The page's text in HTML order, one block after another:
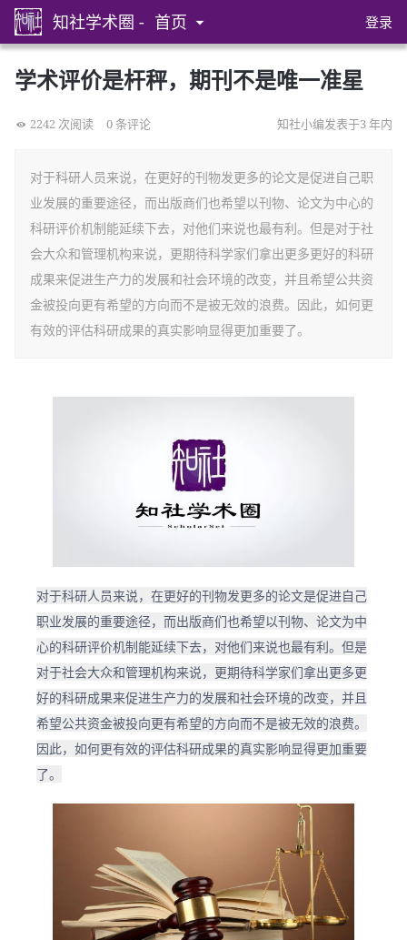
知社学术圈 - 首页 登录
学术评价是杆秤，期刊不是唯一准星
2242 次阅读 0 条评论 知社小编发表于3 年内
对于科研人员来说，在更好的刊物发更多的论文是促进自己职
业发展的重要途径，而出版商们也希望以刊物、论文为中心的
科研评价机制能延续下去，对他们来说也最有利。但是对于社
会大众和管理机构来说，更期待科学家们拿出更多更好的科研
成果来促进生产力的发展和社会环境的改变，并且希望公共资
金被投向更有希望的方向而不是被无效的浪费。因此，如何更
有效的评估科研成果的真实影响显得更加重要了。
对于科研人员来说，在更好的刊物发更多的论文是促进自己
职业发展的重要途径，而出版商们也希望以刊物、论文为中
心的科研评价机制能延续下去，对他们来说也最有利。但是
对于社会大众和管理机构来说，更期待科学家们拿出更多更
好的科研成果来促进生产力的发展和社会环境的改变，并且
希望公共资金被投向更有希望的方向而不是被无效的浪费。
因此，如何更有效的评估科研成果的真实影响显得更加重要
了。